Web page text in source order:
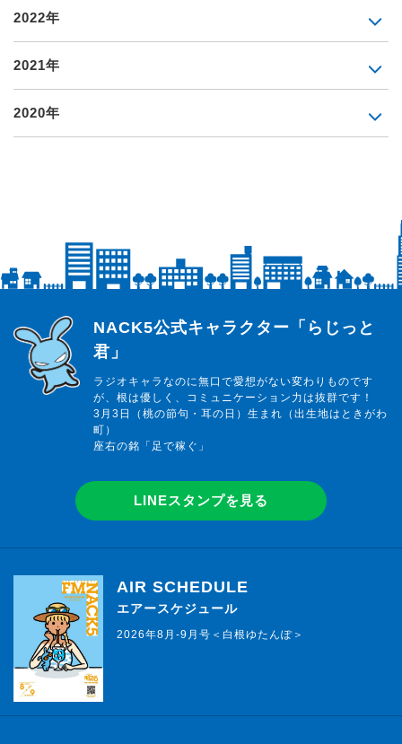
2022年
2021年
2020年
らじっと君
NACK5公式キャラクター「らじっと
君」
ラジオキャラなのに無口で愛想がない変わりものです
が、根は優しく、コミュニケーション力は抜群です！
3月3日（桃の節句・耳の日）生まれ（出生地はときがわ
町）
座右の銘「足で稼ぐ」
LINEスタンプを見る
AIR SCHEDULE
エアースケジュール
2026年8月-9月号＜白根ゆたんぽ＞